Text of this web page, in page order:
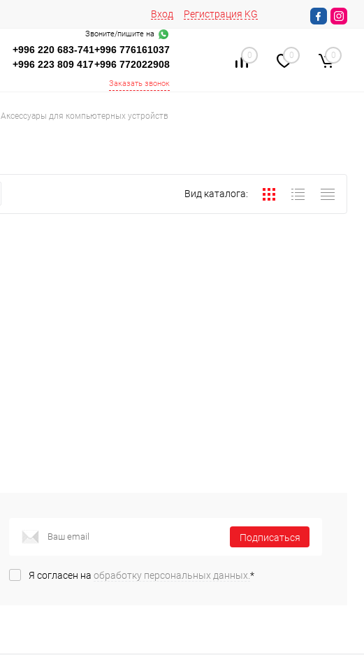
Вход Регистрация KG
Звоните/пишите на
+996 220 683-741
+996 223 809 417
+996 776161037
+996 772022908
Заказать звонок
0 0 0
Аксессуары для компьютерных устройств
Вид каталога:
Подписаться
Я согласен на обработку персональных данных. *